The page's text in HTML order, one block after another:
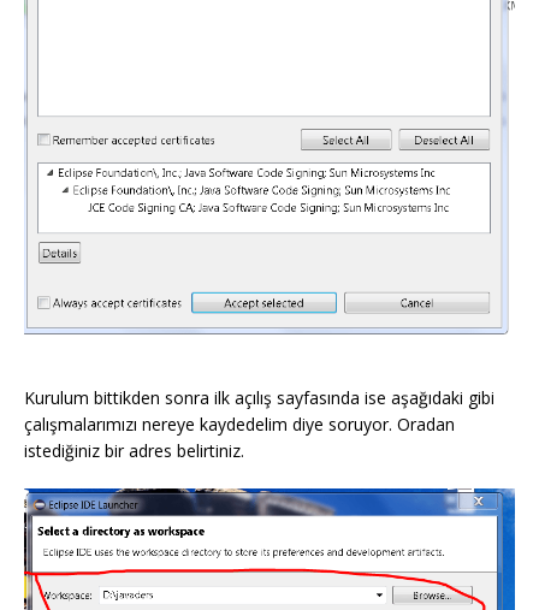
Kurulum bittikden sonra ilk açılış sayfasında ise aşağıdaki gibi
çalışmalarımızı nereye kaydedelim diye soruyor. Oradan
istediğiniz bir adres belirtiniz.